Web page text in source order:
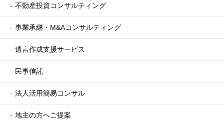
不動産投資コンサルティング
事業承継・M&Aコンサルティング
遺言作成支援サービス
民事信託
法人活用簡易コンサル
地主の方へご提案